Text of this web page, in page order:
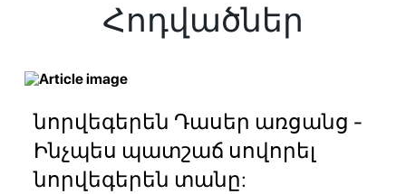
Հոդվածներ
նորվեգերեն Դասեր առցանց -
Ինչպես պատշաճ սովորել
նորվեգերեն տանը: